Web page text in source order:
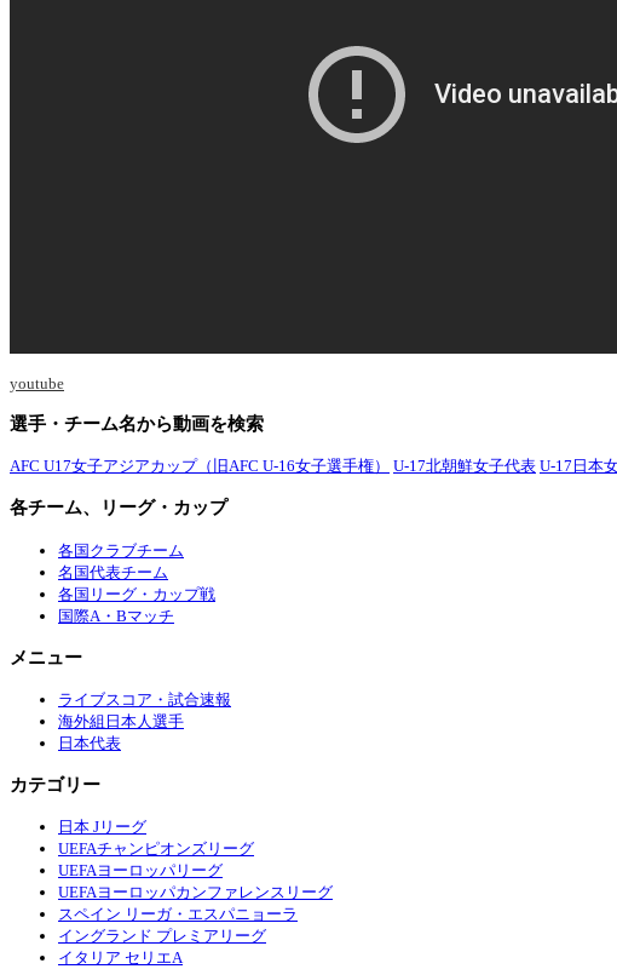
youtube
選手・チーム名から動画を検索
AFC U17女子アジアカップ（旧AFC U-16女子選手権） U-17北朝鮮女子代表 U-17日本
各チーム、リーグ・カップ
各国クラブチーム
名国代表チーム
各国リーグ・カップ戦
国際A・Bマッチ
メニュー
ライブスコア・試合速報
海外組日本人選手
日本代表
カテゴリー
日本 Jリーグ
UEFAチャンピオンズリーグ
UEFAヨーロッパリーグ
UEFAヨーロッパカンファレンスリーグ
スペイン リーガ・エスパニョーラ
イングランド プレミアリーグ
イタリア セリエA